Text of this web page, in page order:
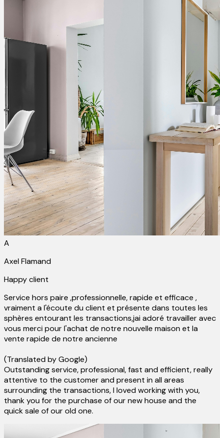
A
Axel Flamand
Happy client
Service hors paire ,professionnelle, rapide et efficace ,
vraiment a l'écoute du client et présente dans toutes les
sphères entourant les transactions,jai adoré travailler avec
vous merci pour l'achat de notre nouvelle maison et la
vente rapide de notre ancienne
(Translated by Google)
Outstanding service, professional, fast and efficient, really
attentive to the customer and present in all areas
surrounding the transactions, I loved working with you,
thank you for the purchase of our new house and the
quick sale of our old one.